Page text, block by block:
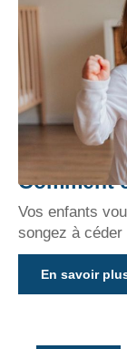
Comment
Vos enfants
songez à
En savoir